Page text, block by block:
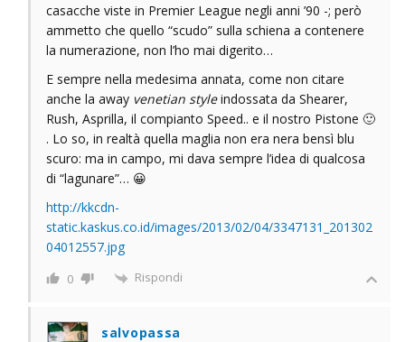
casacche viste in Premier League negli anni ’90 -; però
ammetto che quello “scudo” sulla schiena a contenere
la numerazione, non l’ho mai digerito…
E sempre nella medesima annata, come non citare
anche la away venetian styleindossata da Shearer,
Rush, Asprilla, il compianto Speed.. e il nostro Pistone 🙂
. Lo so, in realtà quella maglia non era nera bensì blu
scuro: ma in campo, mi dava sempre l’idea di qualcosa
di “lagunare”… 😀
http://kkcdn-
static.kaskus.co.id/images/2013/02/04/3347131_201302
04012557.jpg
0 Rispondi
salvopassa